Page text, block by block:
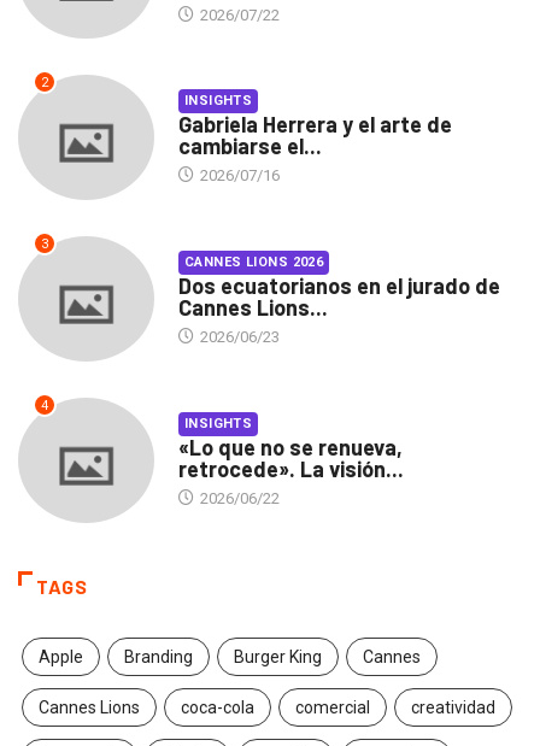
2026/07/22
2
INSIGHTS
Gabriela Herrera y el arte de
cambiarse el...
2026/07/16
3
CANNES LIONS 2026
Dos ecuatorianos en el jurado de
Cannes Lions...
2026/06/23
4
INSIGHTS
«Lo que no se renueva,
retrocede». La visión...
2026/06/22
TAGS
Apple Branding Burger King Cannes
Cannes Lions coca-cola comercial creatividad